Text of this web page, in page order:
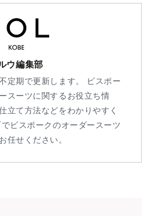
ウ編集部
定期で更新します。 ビスポー
スーツに関するお役立ち情
立て方法などをわかりやすく
ビスポークのオーダースーツ
任せください。